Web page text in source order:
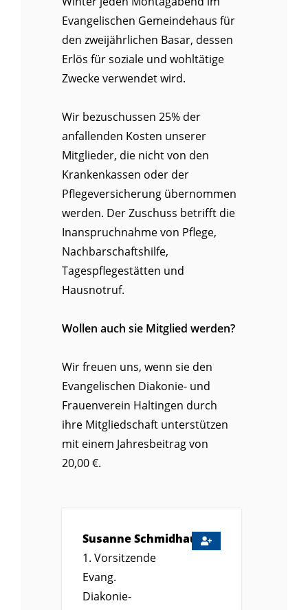
1. Vorsitzende
SusanneSchmidhauser
Evang.
Diakonie-
Evangelischen Gemeindehaus für
den zweijährlichen Basar, dessen
Erlös für soziale und wohltätige
Zwecke verwendet wird.
Wir bezuschussen 25% der
anfallenden Kosten unserer
Mitglieder, die nicht von den
Krankenkassen oder der
Pflegeversicherung übernommen
werden. Der Zuschuss betrifft die
Inanspruchnahme von Pflege,
Nachbarschaftshilfe,
Tagespflegestätten und
Hausnotruf.
Wollen auch sie Mitglied werden?
Wir freuen uns, wenn sie den
Evangelischen Diakonie- und
Frauenverein Haltingen durch
ihre Mitgliedschaft unterstützen
mit einem Jahresbeitrag von
20,00 €.